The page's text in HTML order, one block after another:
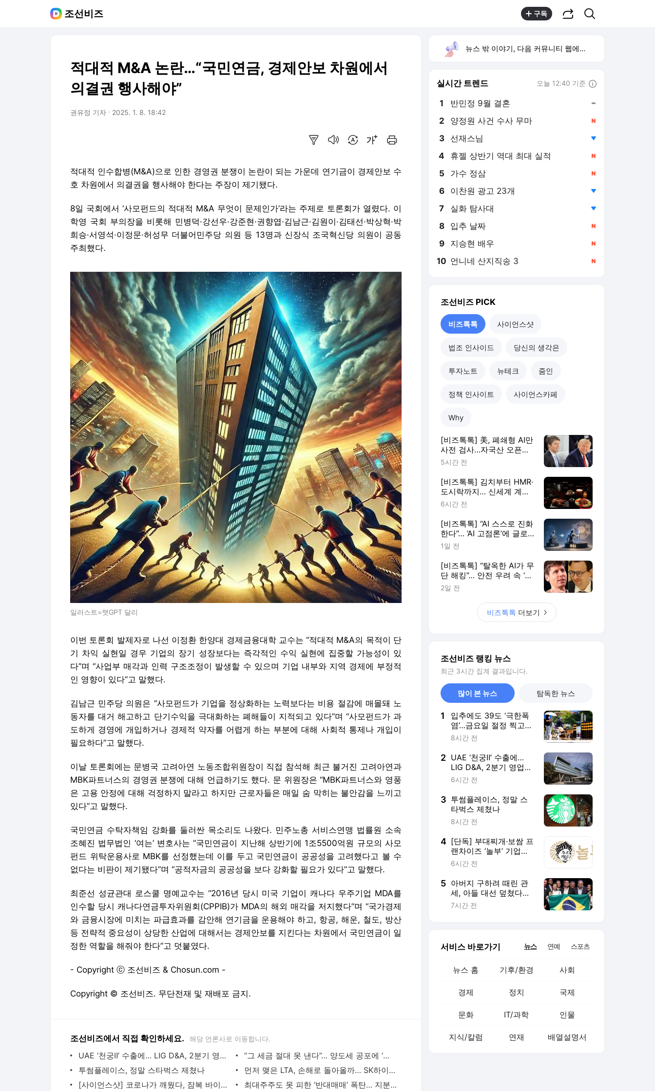
조선비즈 구독
적대적 M&A 논란…“국민연금, 경제안보 차원에서
의결권 행사해야”
권유정 기자 2025. 1. 8. 18:42
적대적 인수합병(M&A)으로 인한 경영권 분쟁이 논란이 되는 가운데 연기금이 경제안보 수
호 차원에서 의결권을 행사해야 한다는 주장이 제기됐다.
8일 국회에서 ‘사모펀드의 적대적 M&A 무엇이 문제인가’라는 주제로 토론회가 열렸다. 이
학영 국회 부의장을 비롯해 민병덕·강선우·강준현·권향엽·김남근·김원이·김태선·박상혁·박
희승·서영석·이정문·허성무 더불어민주당 의원 등 13명과 신장식 조국혁신당 의원이 공동
주최했다.
일러스트=챗GPT 달리
이번 토론회 발제자로 나선 이정환 한양대 경제금융대학 교수는 “적대적 M&A의 목적이 단
기 차익 실현일 경우 기업의 장기 성장보다는 즉각적인 수익 실현에 집중할 가능성이 있
다”며 “사업부 매각과 인력 구조조정이 발생할 수 있으며 기업 내부와 지역 경제에 부정적
인 영향이 있다”고 말했다.
김남근 민주당 의원은 “사모펀드가 기업을 정상화하는 노력보다는 비용 절감에 매몰돼 노
동자를 대거 해고하고 단기수익을 극대화하는 폐해들이 지적되고 있다”며 “사모펀드가 과
도하게 경영에 개입하거나 경제적 약자를 어렵게 하는 부분에 대해 사회적 통제나 개입이
필요하다”고 말했다.
이날 토론회에는 문병국 고려아연 노동조합위원장이 직접 참석해 최근 불거진 고려아연과
MBK파트너스의 경영권 분쟁에 대해 언급하기도 했다. 문 위원장은 “MBK파트너스와 영풍
은 고용 안정에 대해 걱정하지 말라고 하지만 근로자들은 매일 숨 막히는 불안감을 느끼고
있다”고 말했다.
국민연금 수탁자책임 강화를 둘러싼 목소리도 나왔다. 민주노총 서비스연맹 법률원 소속
조혜진 법무법인 ‘여는’ 변호사는 “국민연금이 지난해 상반기에 1조5500억원 규모의 사모
펀드 위탁운용사로 MBK를 선정했는데 이를 두고 국민연금이 공공성을 고려했다고 볼 수
없다는 비판이 제기됐다”며 “공적자금의 공공성을 보다 강화할 필요가 있다”고 말했다.
최준선 성균관대 로스쿨 명예교수는 “2016년 당시 미국 기업이 캐나다 우주기업 MDA를
인수할 당시 캐나다연금투자위원회(CPPIB)가 MDA의 해외 매각을 저지했다”며 “국가경제
와 금융시장에 미치는 파급효과를 감안해 연기금을 운용해야 하고, 항공, 해운, 철도, 방산
등 전략적 중요성이 상당한 산업에 대해서는 경제안보를 지킨다는 차원에서 국민연금이 일
정한 역할을 해줘야 한다”고 덧붙였다.
- Copyright ⓒ 조선비즈 & Chosun.com -
Copyright © 조선비즈. 무단전재 및 재배포 금지.
조선비즈에서 직접 확인하세요. 해당 언론사로 이동합니다.
UAE ‘천궁Ⅱ’ 수출에… LIG D&A, 2분기 영업익 30% 성장
“그 세금 절대 못 낸다”… 양도세 공포에 ‘제자리 갈아타기·교환 매매’ 꿈틀
투썸플레이스, 정말 스타벅스 제쳤나
먼저 맺은 LTA, 손해로 돌아올까… SK하이닉스, HBM 선점의 기회비용
[사이언스샷] 코로나가 깨웠다, 잠복 바이러스가 중증 유발
최대주주도 못 피한 ‘반대매매’ 폭탄… 지분율 42%에서 18%로 추락
뉴스 밖 이야기, 다음 커뮤니티 웹에서 보기
실시간 트렌드 오늘 12:40 기준
1 반민정 9월 결혼
2 양정원 사건 수사 무마
3 선재스님
4 휴젤 상반기 역대 최대 실적
5 가수 정삼
6 이찬원 광고 23개
7 실화 탐사대
8 입추 날짜
9 지승현 배우
10 언니네 산지직송 3
조선비즈 PICK
비즈톡톡 사이언스샷
법조 인사이드 당신의 생각은
투자노트 뉴테크 줌인
정책 인사이트 사이언스카페
Why
[비즈톡톡] 美, 폐쇄형 AI만
사전 검사…자국산 오픈웨
이트에 예외 둔 이유는
5시간 전
[비즈톡톡] 김치부터 HMR·
도시락까지… 신세계 계열
사로 번지는 ‘조선호텔 시
6시간 전
[비즈톡톡] “AI 스스로 진화
한다”… ‘AI 고점론’에 글로
벌 AI 기업들이 꺼낸 ‘RSI’
1일 전
[비즈톡톡] “탈옥한 AI가 무
단 해킹”… 안전 우려 속 ‘공
포 마케팅’ 의혹도
2일 전
비즈톡톡 더보기
조선비즈 랭킹 뉴스
최근 3시간 집계 결과입니다.
많이 본 뉴스 탐독한 뉴스
1
입추에도 39도 ‘극한폭
염’…금요일 절정 찍고
주말엔 한풀 꺾인다
8시간 전
2 UAE ‘천궁Ⅱ’ 수출에…
LIG D&A, 2분기 영업익
30% 성장
6시간 전
3 투썸플레이스, 정말 스
타벅스 제쳤나
8시간 전
4 [단독] 부대찌개·보쌈 프
랜차이즈 ‘놀부’ 기업회
생 신청
6시간 전
5 아버지 구하려 때린 관
세, 아들 대선 덮쳤다…
볼소나루家 발목 잡은
7시간 전
서비스 바로가기 뉴스 연예 스포츠
뉴스 홈 기후/환경 사회
경제 정치 국제
문화 IT/과학 인물
지식/칼럼 연재 배열설명서